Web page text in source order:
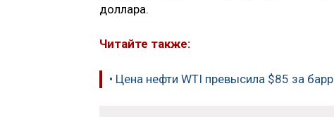
доллара.
Читайте также:
• Цена нефти WTI превысила $85 за